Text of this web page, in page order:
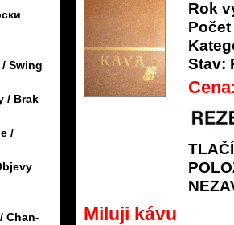
/ Swing
/ Brak
/
Chan-
Rok
Stav:
Miluji kávu